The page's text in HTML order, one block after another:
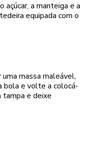
açúcar, a manteiga e a
equipada com o
massa maleável,
bola e volte a colocá-
tampa e deixe